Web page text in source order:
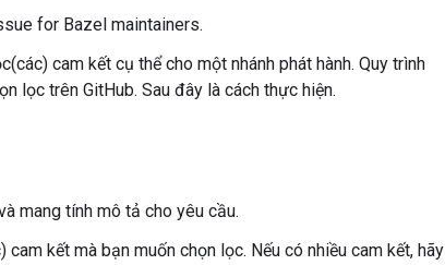
for Bazel maintainers.
cam kết cụ thể cho một nhánh phát hành. Quy trình
lọc trên GitHub. Sau đây là cách thực hiện.
mang tính mô tả cho yêu cầu.
cam kết mà bạn muốn chọn lọc. Nếu có nhiều cam kết, hãy